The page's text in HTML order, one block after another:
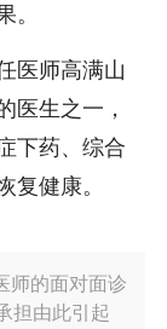
。
医师高满山
医生之一，
下药、综合
复健康。
师的面对面诊
担由此引起